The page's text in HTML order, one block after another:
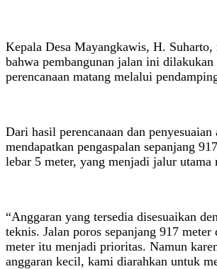
Kepala Desa Mayangkawis, H. Suharto,
bahwa pembangunan jalan ini dilakukan
perencanaan matang melalui
Dari hasil perencanaan dan penyesuaian
mendapatkan pengaspalan sepanjang
lebar 5 meter, yang menjadi jalur utama
“Anggaran yang tersedia disesuaikan
teknis. Jalan poros sepanjang 917 meter
meter itu menjadi prioritas. Namun
anggaran kecil, kami diarahkan untuk